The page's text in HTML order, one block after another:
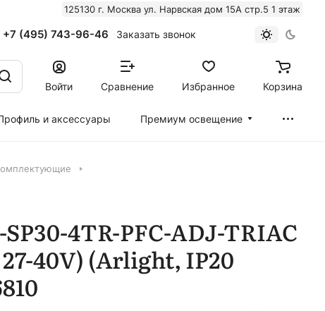
125130 г. Москва ул. Нарвская дом 15А стр.5 1 этаж
+7 (495) 743-96-46 Заказать звонок
Войти Сравнение Избранное Корзина
и аксессуары Премиум освещение
4TR-PFC-ADJ-TRIAC
40V) (Arlight, IP20